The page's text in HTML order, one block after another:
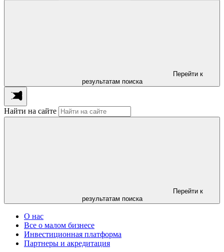
Перейти к
результатам поиска
Найти на сайте
Перейти к
результатам поиска
О нас
Все о малом бизнесе
Инвестиционная платформа
Партнеры и акредитация